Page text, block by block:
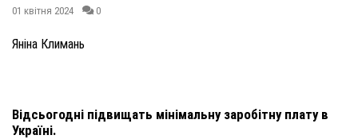
01 квітня 2024 0
Яніна Климань
Відсьогодні підвищать мінімальну заробітну плату в
Україні.